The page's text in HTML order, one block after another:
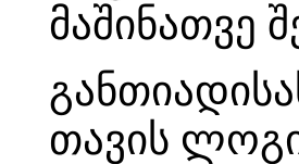
მაშინათვე
თავის